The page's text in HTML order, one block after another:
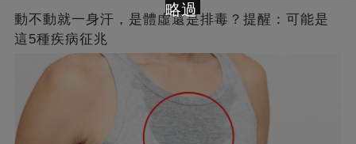
動不動就一身汗，是體虛還是排毒？提醒：可能是
這5種疾病征兆
略過